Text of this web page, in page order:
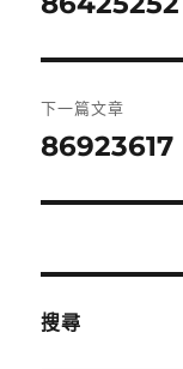
覽
篇
文
章:
下一篇文章
下
篇
章:
86923617
搜尋